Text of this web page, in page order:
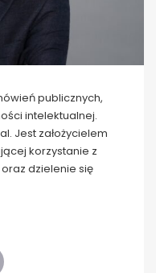
publicznych,
intelektualnej.
Jest założycielem
korzystanie z
dzielenie się